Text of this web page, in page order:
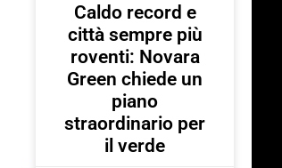
Caldo record e
città sempre più
roventi: Novara
Green chiede un
piano
straordinario per
il verde